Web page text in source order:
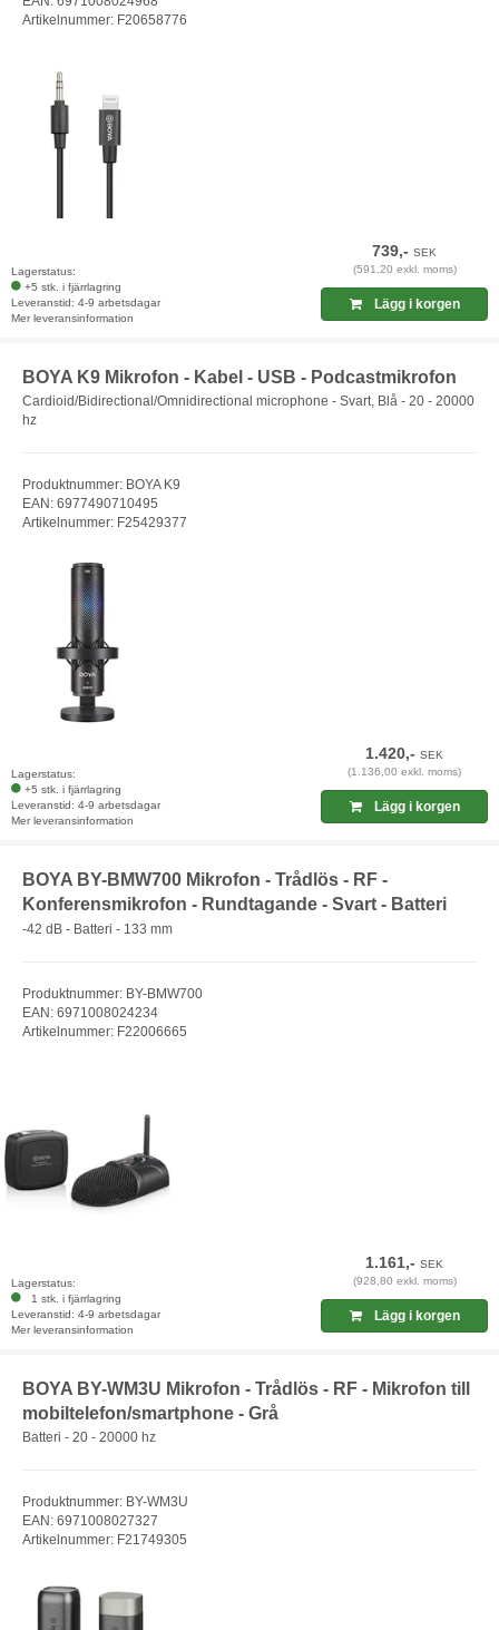
Artikelnummer: F20658776
Lagerstatus:
+5 stk. i fjärrlagring
Leveranstid: 4-9 arbetsdagar
Mer leveransinformation
739,-SEK
(591,20 exkl. moms)
Lägg i korgen
BOYA K9 Mikrofon - Kabel - USB - Podcastmikrofon
Cardioid/Bidirectional/Omnidirectional microphone - Svart, Blå - 20 - 20000
hz
Produktnummer: BOYA K9
EAN: 6977490710495
Artikelnummer: F25429377
Lagerstatus:
+5 stk. i fjärrlagring
Leveranstid: 4-9 arbetsdagar
Mer leveransinformation
1.420,-SEK
(1.136,00 exkl. moms)
Lägg i korgen
BOYA BY-BMW700 Mikrofon - Trådlös - RF -
Konferensmikrofon - Rundtagande - Svart - Batteri
-42 dB - Batteri - 133 mm
Produktnummer: BY-BMW700
EAN: 6971008024234
Artikelnummer: F22006665
Lagerstatus:
1 stk. i fjärrlagring
Leveranstid: 4-9 arbetsdagar
Mer leveransinformation
1.161,-SEK
(928,80 exkl. moms)
Lägg i korgen
BOYA BY-WM3U Mikrofon - Trådlös - RF - Mikrofon till
mobiltelefon/smartphone - Grå
Batteri - 20 - 20000 hz
Produktnummer: BY-WM3U
EAN: 6971008027327
Artikelnummer: F21749305